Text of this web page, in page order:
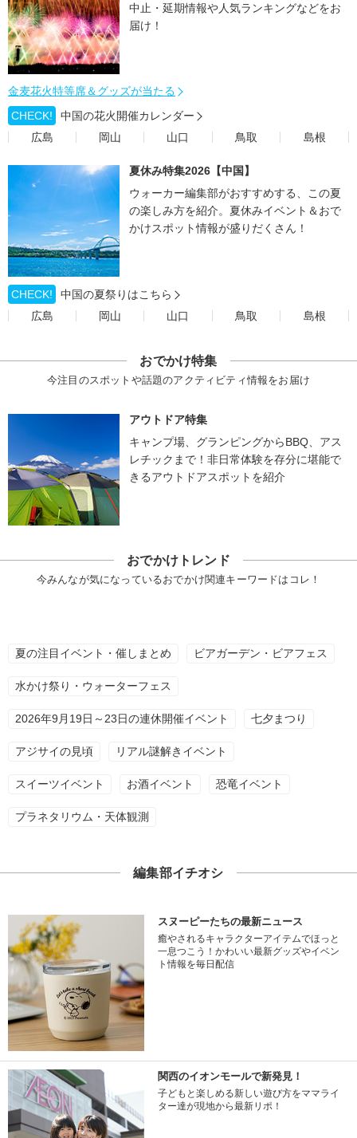
中止・延期情報や人気ランキングなどをお
届け！
金麦花火特等席＆グッズが当たる
CHECK!
中国の花火開催カレンダー
広島
岡山 山口 鳥取 島根
夏休み特集2026【中国】
ウォーカー編集部がおすすめする、この夏
の楽しみ方を紹介。夏休みイベント＆おで
かけスポット情報が盛りだくさん！
CHECK!
中国の夏祭りはこちら
広島
岡山 山口 鳥取 島根
おでかけ特集
今注目のスポットや話題のアクティビティ情報をお届け
アウトドア特集
キャンプ場、グランピングからBBQ、アス
レチックまで！非日常体験を存分に堪能で
きるアウトドアスポットを紹介
おでかけトレンド
今みんなが気になっているおでかけ関連キーワードはコレ！
夏の注目イベント・催しまとめ ビアガーデン・ビアフェス
水かけ祭り・ウォーターフェス
2026年9月19日～23日の連休開催イベント 七夕まつり
アジサイの見頃 リアル謎解きイベント
スイーツイベント お酒イベント 恐竜イベント
プラネタリウム・天体観測
編集部イチオシ
スヌーピーたちの最新ニュース
癒やされるキャラクターアイテムでほっと
一息つこう！かわいい最新グッズやイベン
ト情報を毎日配信
関西のイオンモールで新発見！
子どもと楽しめる新しい遊び方をママライ
ター達が現地から最新リポ！